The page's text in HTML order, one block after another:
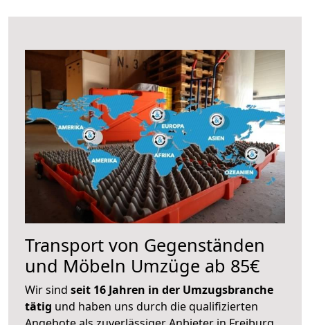
Transport von Gegenständen
und Möbeln Umzüge ab 85€
Wir sind seit 16 Jahren in der Umzugsbranche
tätig und haben uns durch die qualifizierten